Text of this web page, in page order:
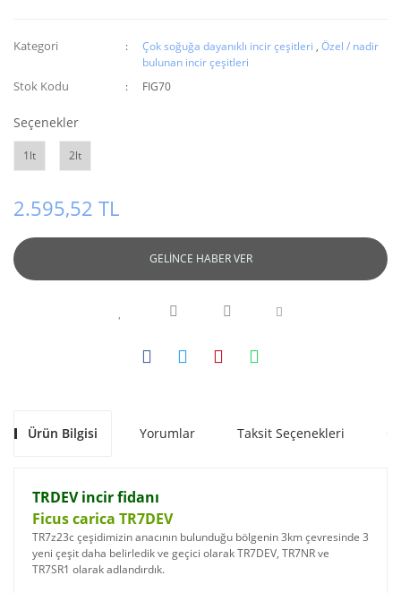
Kategori Çok soğuğa dayanıklı incir çeşitleri ,Özel / nadir
bulunan incir çeşitleri
Stok Kodu FIG70
Seçenekler
1lt 2lt
2.595,52 TL
GELİNCE HABER VER
Ürün Bilgisi Yorumlar Taksit Seçenekleri
TRDEV incir fidanı
Ficus carica TR7DEV
TR7z23c çeşidimizin anacının bulunduğu bölgenin 3km çevresinde 3
yeni çeşit daha belirledik ve geçici olarak TR7DEV, TR7NR ve
TR7SR1 olarak adlandırdık.